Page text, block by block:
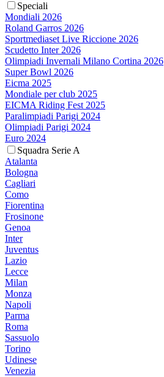
Speciali
Mondiali 2026
Roland Garros 2026
Sportmediaset Live Riccione 2026
Scudetto Inter 2026
Olimpiadi Invernali Milano Cortina 2026
Super Bowl 2026
Eicma 2025
Mondiale per club 2025
EICMA Riding Fest 2025
Paralimpiadi Parigi 2024
Olimpiadi Parigi 2024
Euro 2024
Squadra Serie A
Atalanta
Bologna
Cagliari
Como
Fiorentina
Frosinone
Genoa
Inter
Juventus
Lazio
Lecce
Milan
Monza
Napoli
Parma
Roma
Sassuolo
Torino
Udinese
Venezia